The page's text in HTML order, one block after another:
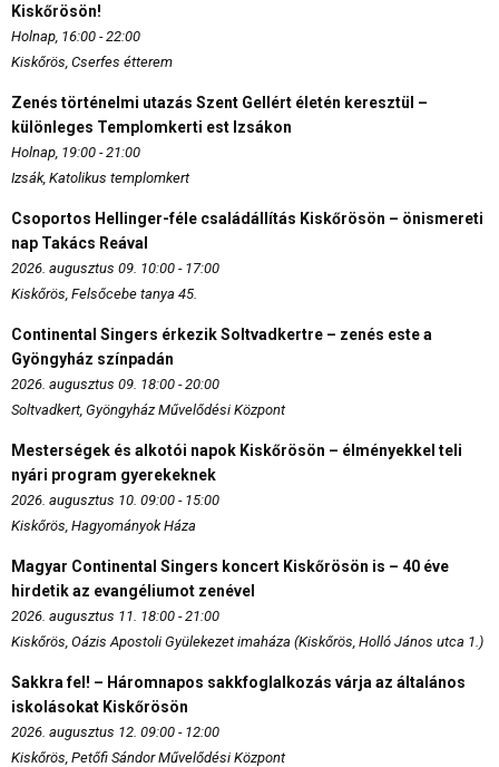
Kiskőrösön!
Holnap, 16:00 - 22:00
Kiskőrös, Cserfes étterem
Zenés történelmi utazás Szent Gellért életén keresztül –
különleges Templomkerti est Izsákon
Holnap, 19:00 - 21:00
Izsák, Katolikus templomkert
Csoportos Hellinger-féle családállítás Kiskőrösön – önismereti
nap Takács Reával
2026. augusztus 09. 10:00 - 17:00
Kiskőrös, Felsőcebe tanya 45.
Continental Singers érkezik Soltvadkertre – zenés este a
Gyöngyház színpadán
2026. augusztus 09. 18:00 - 20:00
Soltvadkert, Gyöngyház Művelődési Központ
Mesterségek és alkotói napok Kiskőrösön – élményekkel teli
nyári program gyerekeknek
2026. augusztus 10. 09:00 - 15:00
Kiskőrös, Hagyományok Háza
Magyar Continental Singers koncert Kiskőrösön is – 40 éve
hirdetik az evangéliumot zenével
2026. augusztus 11. 18:00 - 21:00
Kiskőrös, Oázis Apostoli Gyülekezet imaháza (Kiskőrös, Holló János utca 1.)
Sakkra fel! – Háromnapos sakkfoglalkozás várja az általános
iskolásokat Kiskőrösön
2026. augusztus 12. 09:00 - 12:00
Kiskőrös, Petőfi Sándor Művelődési Központ